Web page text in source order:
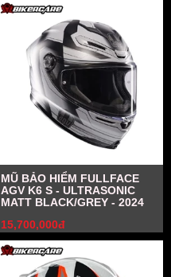
MŨ BẢO HIỂM FULLFACE
AGV K6 S - ULTRASONIC
MATT BLACK/GREY - 2024
15,700,000đ